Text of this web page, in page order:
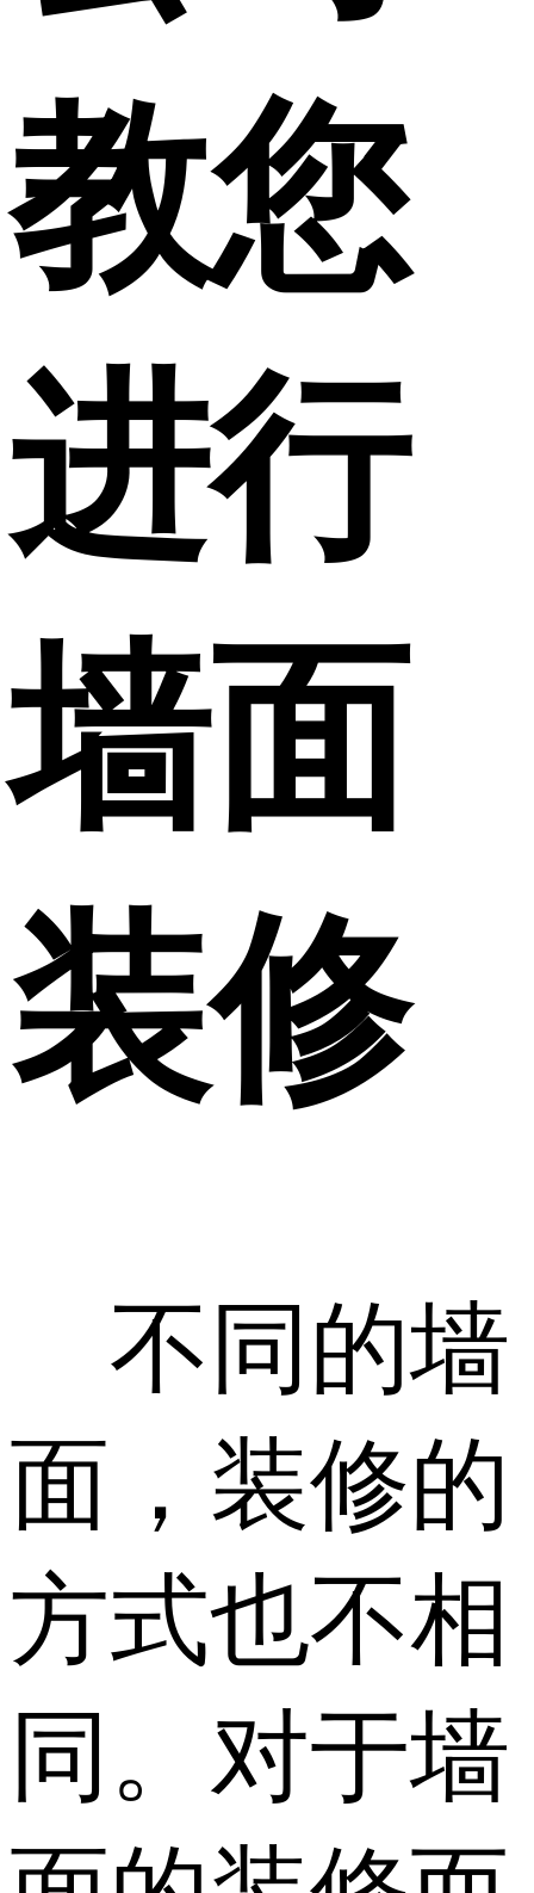
教您
进行
墙面
装修
不同的墙
面，装修的
方式也不相
同。对于墙